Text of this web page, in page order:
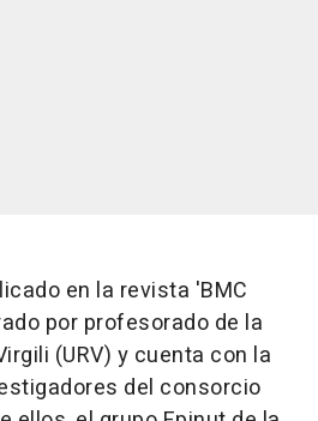
en la revista 'BMC
por profesorado de la
(URV) y cuenta con la
del consorcio